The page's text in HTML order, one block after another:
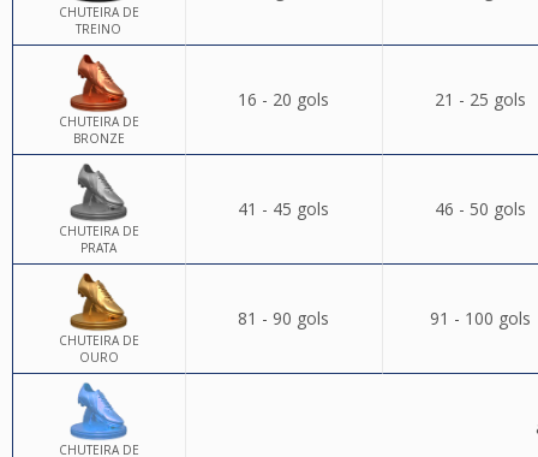
CHUTEIRA DE
TREINO
CHUTEIRA DE
BRONZE
16 - 20 gols 21 - 25 gols
CHUTEIRA DE
PRATA
41 - 45 gols 46 - 50 gols
CHUTEIRA DE
OURO
81 - 90 gols 91 - 100 gols
CHUTEIRA DE